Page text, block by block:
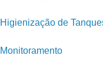
Higienização de
Monitoramento